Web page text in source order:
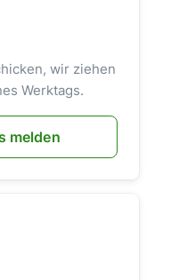
wir ziehen
Werktags.
melden